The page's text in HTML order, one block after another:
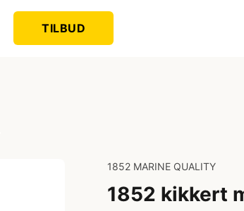
TILBUD
1852 MARINE QUALITY
1852 kikkert